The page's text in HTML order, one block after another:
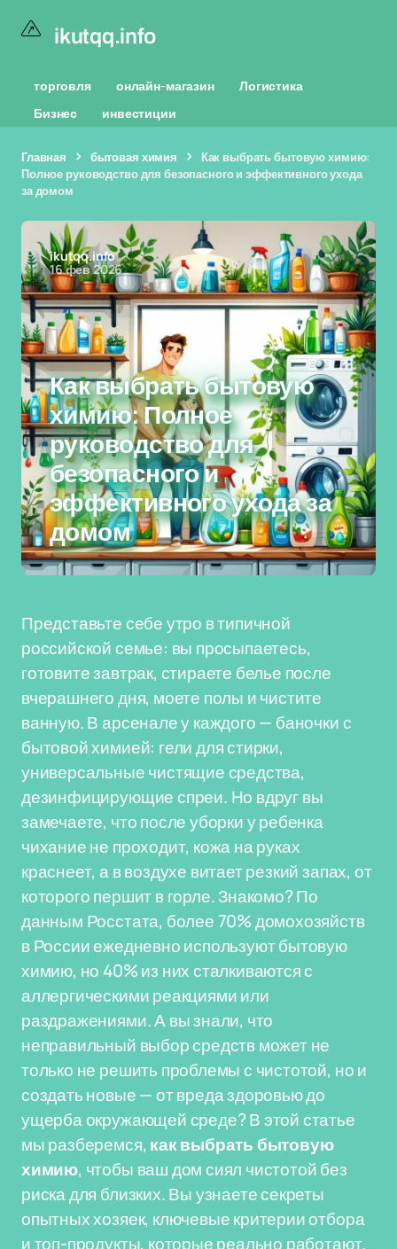
ikutqq.info
торговля онлайн-магазин
Логистика
Бизнес
инвестиции
Главная бытовая химия
Как выбрать бытовую химию:
Полное руководство для безопасного и эффективного ухода
за домом
ikutqq.info
16 фев 2026
Как выбрать бытовую
химию: Полное
руководство для
безопасного и
эффективного ухода за
домом
Представьте себе утро в типичной
российской семье: вы просыпаетесь,
готовите завтрак, стираете белье после
вчерашнего дня, моете полы и чистите
ванную. В арсенале у каждого — баночки с
бытовой химией: гели для стирки,
универсальные чистящие средства,
дезинфицирующие спреи. Но вдруг вы
замечаете, что после уборки у ребенка
чихание не проходит, кожа на руках
краснеет, а в воздухе витает резкий запах, от
которого першит в горле. Знакомо? По
данным Росстата, более 70% домохозяйств
в России ежедневно используют бытовую
химию, но 40% из них сталкиваются с
аллергическими реакциями или
раздражениями. А вы знали, что
неправильный выбор средств может не
только не решить проблемы с чистотой, но и
создать новые — от вреда здоровью до
ущерба окружающей среде? В этой статье
мы разберемся, как выбрать бытовую
химию, чтобы ваш дом сиял чистотой без
риска для близких. Вы узнаете секреты
опытных хозяек, ключевые критерии отбора
и топ-продукты, которые реально работают.